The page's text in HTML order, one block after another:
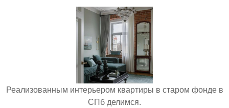
Реализованным интерьером квартиры в старом фонде в
СПб делимся.